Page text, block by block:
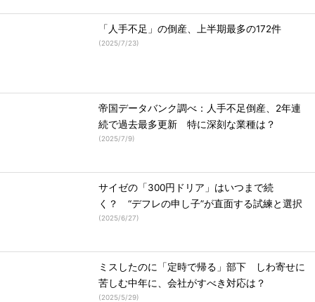
「人手不足」の倒産、上半期最多の172件
(2025/7/23)
帝国データバンク調べ：人手不足倒産、2年連
続で過去最多更新 特に深刻な業種は？
(2025/7/9)
サイゼの「300円ドリア」はいつまで続
く？ “デフレの申し子”が直面する試練と選択
(2025/6/27)
ミスしたのに「定時で帰る」部下 しわ寄せに
苦しむ中年に、会社がすべき対応は？
(2025/5/29)